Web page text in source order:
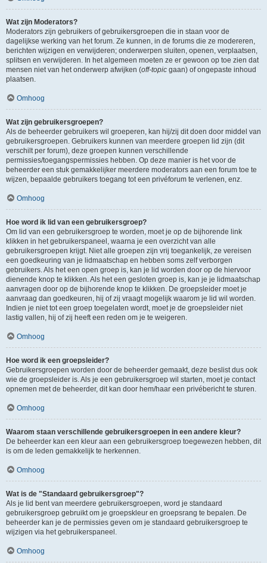
Wat zijn Moderators?
Moderators zijn gebruikers of gebruikersgroepen die in staan voor de
dagelijkse werking van het forum. Ze kunnen, in de forums die ze modereren,
berichten wijzigen en verwijderen; onderwerpen sluiten, openen, verplaatsen,
splitsen en verwijderen. In het algemeen moeten ze er gewoon op toe zien dat
mensen niet van het onderwerp afwijken (off-topic gaan) of ongepaste inhoud
plaatsen.
Omhoog
Wat zijn gebruikersgroepen?
Als de beheerder gebruikers wil groeperen, kan hij/zij dit doen door middel van
gebruikersgroepen. Gebruikers kunnen van meerdere groepen lid zijn (dit
verschilt per forum), deze groepen kunnen verschillende
permissies/toegangspermissies hebben. Op deze manier is het voor de
beheerder een stuk gemakkelijker meerdere moderators aan een forum toe te
wijzen, bepaalde gebruikers toegang tot een privéforum te verlenen, enz.
Omhoog
Hoe word ik lid van een gebruikersgroep?
Om lid van een gebruikersgroep te worden, moet je op de bijhorende link
klikken in het gebruikerspaneel, waarna je een overzicht van alle
gebruikersgroepen krijgt. Niet alle groepen zijn vrij toegankelijk, ze vereisen
een goedkeuring van je lidmaatschap en hebben soms zelf verborgen
gebruikers. Als het een open groep is, kan je lid worden door op de hiervoor
dienende knop te klikken. Als het een gesloten groep is, kan je je lidmaatschap
aanvragen door op de bijhorende knop te klikken. De groepsleider moet je
aanvraag dan goedkeuren, hij of zij vraagt mogelijk waarom je lid wil worden.
Indien je niet tot een groep toegelaten wordt, moet je de groepsleider niet
lastig vallen, hij of zij heeft een reden om je te weigeren.
Omhoog
Hoe word ik een groepsleider?
Gebruikersgroepen worden door de beheerder gemaakt, deze beslist dus ook
wie de groepsleider is. Als je een gebruikersgroep wil starten, moet je contact
opnemen met de beheerder, dit kan door hem/haar een privébericht te sturen.
Omhoog
Waarom staan verschillende gebruikersgroepen in een andere kleur?
De beheerder kan een kleur aan een gebruikersgroep toegewezen hebben, dit
is om de leden gemakkelijk te herkennen.
Omhoog
Wat is de "Standaard gebruikersgroep"?
Als je lid bent van meerdere gebruikersgroepen, word je standaard
gebruikersgroep gebruikt om je groepskleur en groepsrang te bepalen. De
beheerder kan je de permissies geven om je standaard gebruikersgroep te
wijzigen via het gebruikerspaneel.
Omhoog